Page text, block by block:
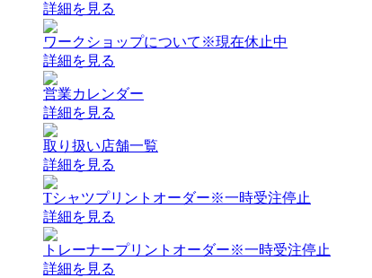
詳細を見る
ワークショップについて ※現在休止中
詳細を見る
営業カレンダー
詳細を見る
取り扱い店舗一覧
詳細を見る
Tシャツプリントオーダー※一時受注停止
詳細を見る
トレーナープリントオーダー※一時受注停止
詳細を見る